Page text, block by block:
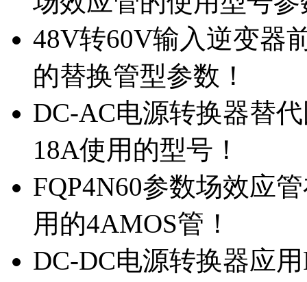
48V转60V输入逆变器
的替换管型参数！
DC-AC电源转换器替
18A使用的型号！
FQP4N60参数场效应
用的4AMOS管！
DC-DC电源转换器应